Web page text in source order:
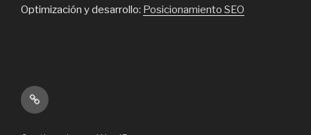
Optimización y desarrollo: Posicionamiento SEO
Inicio